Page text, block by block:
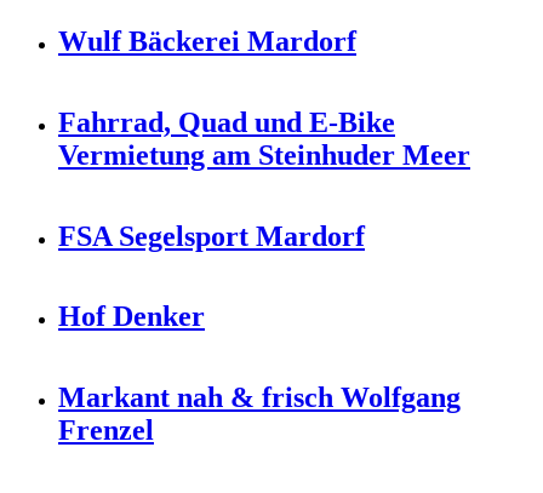
Wulf Bäckerei Mardorf
Fahrrad, Quad und E-Bike
Vermietung am Steinhuder Meer
FSA Segelsport Mardorf
Hof Denker
Markant nah & frisch Wolfgang
Frenzel